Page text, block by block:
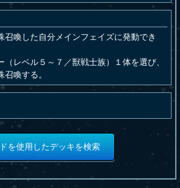
召喚した自分メインフェイズに発動でき
（レベル５～７／獣戦士族）１体を選び、
喚する。
を使用したデッキを検索